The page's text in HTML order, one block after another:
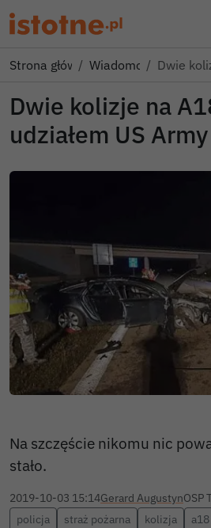
Strona głównaWiadomościDwie
Dwie kolizje na
udziałem US Army
Na szczęście nikomu nic
stało.
2019-10-03 15:14Gerard AugustynOSP
policja
straż pożarna kolizja a18